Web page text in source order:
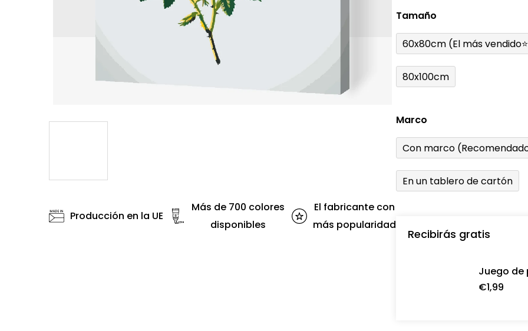
Tamaño
60x80cm (El más
80x100cm
Marco
Con marco
En un tablero de cartón
Recibirás gratis
Juego de
€1,99
Producción en la UE
Más de 700 colores
disponibles
El fabricante con
más popularidad